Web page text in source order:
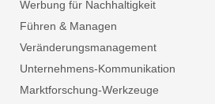
Werbung für Nachhaltigkeit
Führen & Managen
Veränderungsmanagement
Unternehmens-Kommunikation
Marktforschung-Werkzeuge